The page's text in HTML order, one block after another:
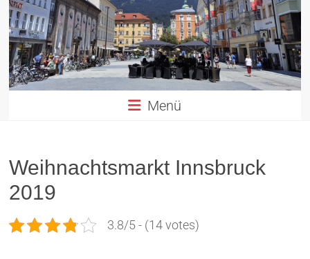
Altstadt
Innsbruck
in
TIROL
Menü
Weihnachtsmarkt Innsbruck
2019
3.8/5 - (14 votes)